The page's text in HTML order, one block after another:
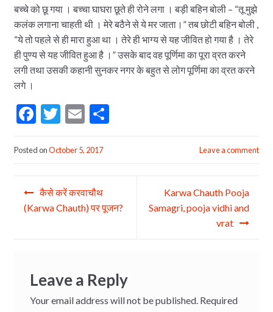
बच्चे को छू गया । बच्चा घाघरा छूते ही रोने लगा । बड़ी बहिन बोली – “तू मुझे
कलंक लगाना चाहती थी । मेरे बठैने से ये मर जाता।” तब छोटी बहिन बोली ,
“ये तो पहले से ही मारा हुआ था । तेरे ही भाग्य से यह जीवित हो गया है । तेरे
ही पुण्य से यह जीवित हुआ है ।” उसके बाद वह पूर्णिमा का पूरा व्रत करने
लगी तथा उसकी कहानी सुनकर नगर के बहुत से लोग पूर्णिमा का व्रत करने
लगे ।
F
e
o
o
T
itt
E
ai
S
Posted onOctober 5, 2017 Leave a comment
Post
navigation
कैसे करें करवाचौथ
(Karwa Chauth) पर पूजन?
Karwa Chauth Pooja
Samagri, pooja vidhi and
vrat
Leave a Reply
Your email address will not be published. Required